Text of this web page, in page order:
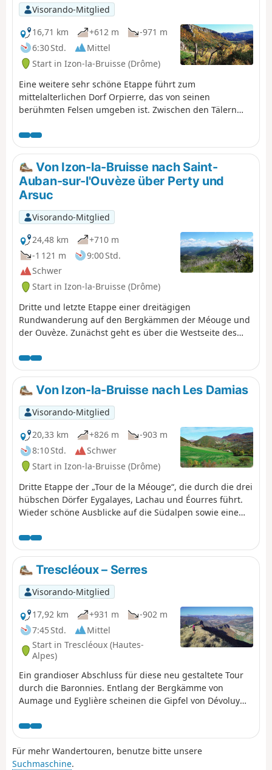
Visorando-Mitglied
16,71 km
+612 m
-971 m
6:30 Std.
Mittel
Start in Izon-la-Bruisse (Drôme)
Eine weitere sehr schöne Etappe führt zum
mittelalterlichen Dorf Orpierre, das von seinen
berühmten Felsen umgeben ist. Zwischen den Tälern
endlose und schmale Kamm von Chabre als Leitfaden für
die Wanderung, deren Höhepunkt der malerische Col
Saint-Ange mit seinen Kletterwänden ist.
Von Izon-la-Bruisse nach Saint-
Auban-sur-l'Ouvèze über Perty und
Arsuc
Visorando-Mitglied
24,48 km
+710 m
-1 121 m
9:00 Std.
Schwer
Start in Izon-la-Bruisse (Drôme)
Dritte und letzte Etappe einer dreitägigen
Rundwanderung auf den Bergkämmen der Méouge und
der Ouvèze. Zunächst geht es über die Westseite des
Buchenwäldern, bevor man den bemerkenswerten Col
de Perty erreicht. Anschließend geht es mehrere
Kilometer lang über den Gipfel des Arsuc und den Serre
de Charbouisse auf den Kamm, von wo aus man einen
atemberaubenden Blick auf die Alpen und das Ouvèze-
Tal hat. Das letzte Drittel des Tages kann man die Weiler
des Tals in einer schönen ländlichen Atmosphäre
erkunden.
Von Izon-la-Bruisse nach Les Damias
Visorando-Mitglied
20,33 km
+826 m
-903 m
8:10 Std.
Schwer
Start in Izon-la-Bruisse (Drôme)
Dritte Etappe der „Tour de la Méouge“, die durch die drei
hübschen Dörfer Eygalayes, Lachau und Éourres führt.
Wieder schöne Ausblicke auf die Südalpen sowie eine
Trescléoux – Serres
Visorando-Mitglied
17,92 km
+931 m
-902 m
7:45 Std.
Mittel
Start in Trescléoux (Hautes-
Alpes)
Ein grandioser Abschluss für diese neu gestaltete Tour
durch die Baronnies. Entlang der Bergkämme von
Aumage und Eyglière scheinen die Gipfel von Dévoluy
Tal erstreckt sich zu unseren Füßen, und der 360°-Blick
ermöglicht es uns, den Weg der letzten 7 Tage
nachzuvollziehen: Serre de la Bouisse, Chamouse,
Chabre und andere Gipfel tauchen am Horizont auf und
Für mehr Wandertouren, benutze bitte unsere
Suchmaschine.